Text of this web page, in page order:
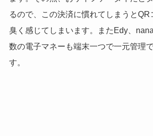
るので、この決済に慣れてしまうとQR
臭く感じてしまいます。またEdy、
数の電子マネーも端末一つで一元管理
す。